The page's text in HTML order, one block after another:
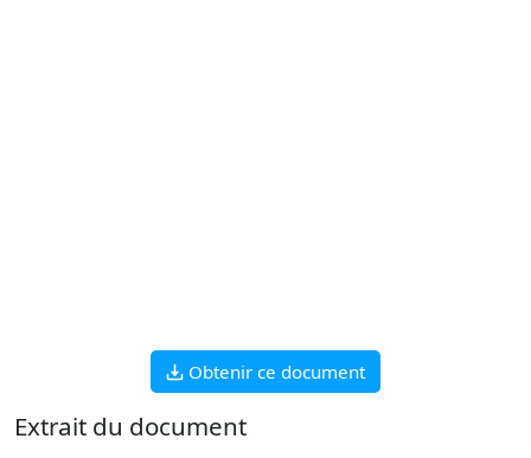
Obtenir ce document
Extrait du document